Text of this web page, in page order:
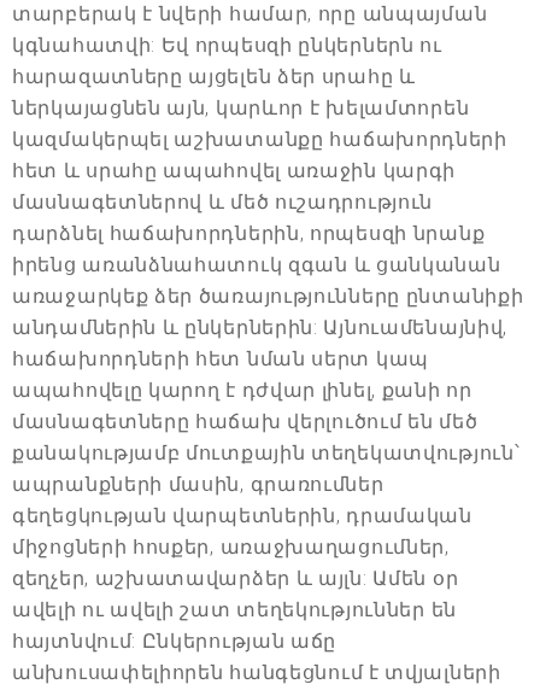
տարբերակ է նվերի համար, որը անպայման
կգնահատվի: Եվ որպեսզի ընկերներն ու
հարազատները այցելեն ձեր սրահը և
ներկայացնեն այն, կարևոր է խելամտորեն
կազմակերպել աշխատանքը հաճախորդների
հետ և սրահը ապահովել առաջին կարգի
մասնագետներով և մեծ ուշադրություն
դարձնել հաճախորդներին, որպեսզի նրանք
իրենց առանձնահատուկ զգան և ցանկանան
առաջարկեք ձեր ծառայությունները ընտանիքի
անդամներին և ընկերներին: Այնուամենայնիվ,
հաճախորդների հետ նման սերտ կապ
ապահովելը կարող է դժվար լինել, քանի որ
մասնագետները հաճախ վերլուծում են մեծ
քանակությամբ մուտքային տեղեկատվություն՝
ապրանքների մասին, գրառումներ
գեղեցկության վարպետներին, դրամական
միջոցների հոսքեր, առաջխաղացումներ,
զեղչեր, աշխատավարձեր և այլն: Ամեն օր
ավելի ու ավելի շատ տեղեկություններ են
հայտնվում: Ընկերության աճը
անխուսափելիորեն հանգեցնում է տվյալների